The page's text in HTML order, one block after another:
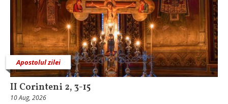
Apostolul zilei
II Corinteni 2, 3-15
10 Aug, 2026